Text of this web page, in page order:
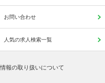
お問い合わせ
人気の求人検索一覧
報の取り扱いについて